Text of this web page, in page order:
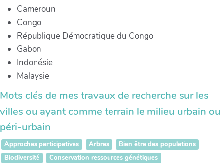
Cameroun
Congo
République Démocratique du Congo
Gabon
Indonésie
Malaysie
Mots clés de mes travaux de recherche sur les
villes ou ayant comme terrain le milieu urbain ou
péri-urbain
Approches participatives Arbres
Bien être des populations
Biodiversité
Conservation ressources génétiques